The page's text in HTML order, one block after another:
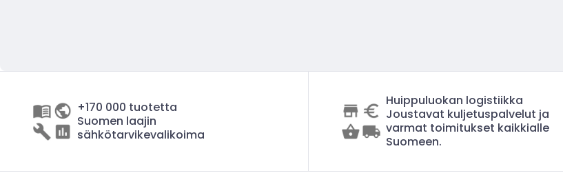
+170 000 tuotetta
Suomen laajin
sähkötarvikevalikoima
Huippuluokan logistiikka
Joustavat kuljetuspalvelut ja
varmat toimitukset kaikkialle
Suomeen.